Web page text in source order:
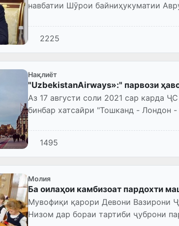
навбатии Шӯрои байниҳукуматии
2225
Нақлиёт
"UzbekistanAirways»:" парвози
Аз 17 августи соли 2021 сар карда ҶС
бинбар хатсайри "Тошканд - Лондон
1495
Молия
Ба оилаҳои камбизоат пардохти
Мувофиқи қарори Девони Вазирони
Низом дар бораи тартиби ҷуброни